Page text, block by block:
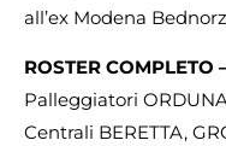
all’ex Modena
ROSTER COMPLETO
Palleggiatori
Centrali BERETTA,